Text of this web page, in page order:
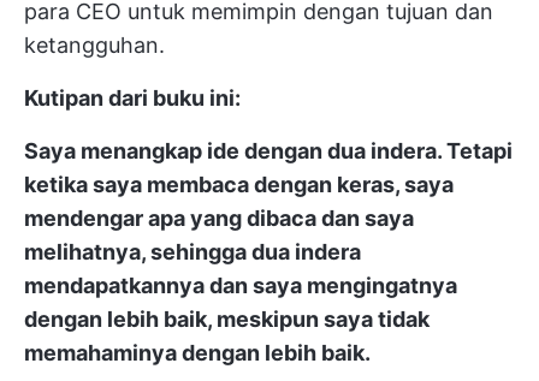
para CEO untuk memimpin dengan tujuan dan
ketangguhan.
Kutipan dari buku ini:
Saya menangkap ide dengan dua indera. Tetapi
ketika saya membaca dengan keras, saya
mendengar apa yang dibaca dan saya
melihatnya, sehingga dua indera
mendapatkannya dan saya mengingatnya
dengan lebih baik, meskipun saya tidak
memahaminya dengan lebih baik.